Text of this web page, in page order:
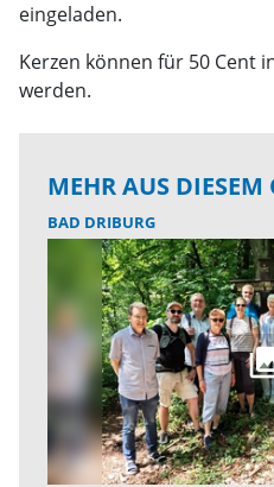
eingeladen.
Kerzen können für 50 Cent
werden.
MEHR AUS DIESEM
BAD DRIBURG